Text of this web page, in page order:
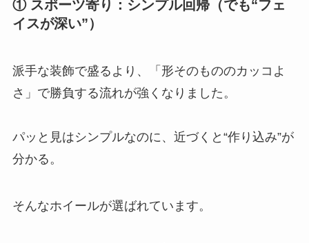
① スポーツ寄り：シンプル回帰（でも“フェ
イスが深い”）
派手な装飾で盛るより、「形そのもののカッコよ
さ」で勝負する流れが強くなりました。
パッと見はシンプルなのに、近づくと“作り込み”が
分かる。
そんなホイールが選ばれています。